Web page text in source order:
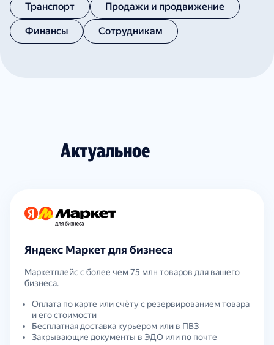
Транспорт Продажи и продвижение
Финансы Сотрудникам
Актуальное
Яндекс Маркет для бизнеса
Маркетплейс с более чем 75 млн товаров для вашего
бизнеса.
Оплата по карте или счёту с резервированием товара
и его стоимости
Бесплатная доставка курьером или в ПВЗ
Закрывающие документы в ЭДО или по почте